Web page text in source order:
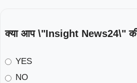
क्या आप \"Insight News24\"
YES
NO